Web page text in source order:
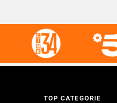
TOP CATEGORIE